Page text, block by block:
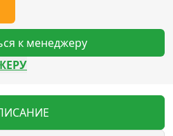
к менеджеру